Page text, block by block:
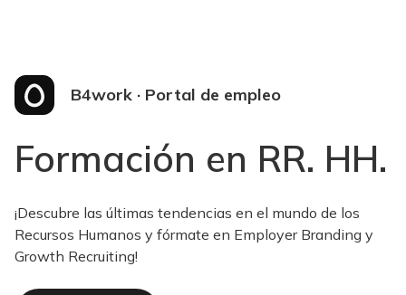
B4work · Portal de empleo
Formación en RR. HH.
¡Descubre las últimas tendencias en el mundo de los
Recursos Humanos y fórmate en Employer Branding y
Growth Recruiting!